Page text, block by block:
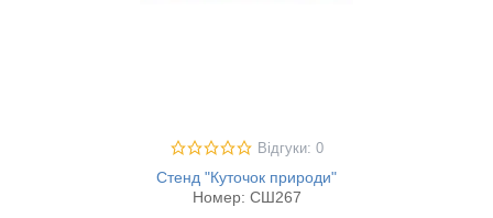
Відгуки: 0
Стенд "Куточок природи"
Номер: СШ267